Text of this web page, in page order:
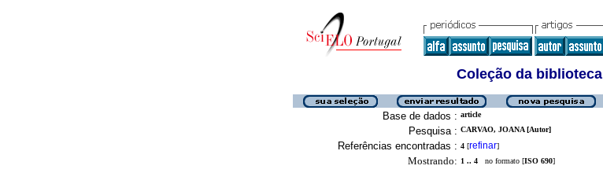
Coleção da biblioteca
Base de dados : article
Pesquisa : CARVAO, JOANA [Autor]
Referências encontradas : 4 [refinar]
Mostrando: 1 .. 4 no formato [ISO 690]